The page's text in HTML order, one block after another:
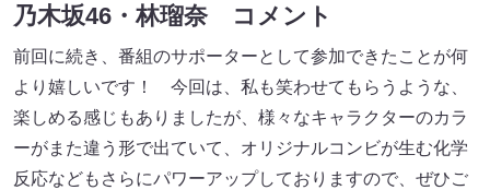
乃木坂46・林瑠奈 コメント
前回に続き、番組のサポーターとして参加できたことが何
より嬉しいです！ 今回は、私も笑わせてもらうような、
楽しめる感じもありましたが、様々なキャラクターのカラ
ーがまた違う形で出ていて、オリジナルコンビが生む化学
反応などもさらにパワーアップしておりますので、ぜひご